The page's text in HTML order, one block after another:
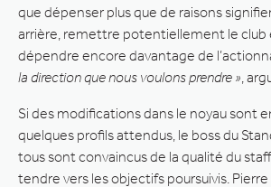
que dépenser plus que de raisons
arrière, remettre potentiellement le club
dépendre encore davantage de
la direction que nous voulons prendre » ,
Si des modifications dans le noyau sont
quelques profils attendus, le boss du
tous sont convaincus de la qualité du
tendre vers les objectifs poursuivis.